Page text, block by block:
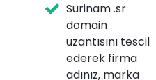
Surinam .sr
domain
uzantısını tescil
ederek firma
adınız, marka